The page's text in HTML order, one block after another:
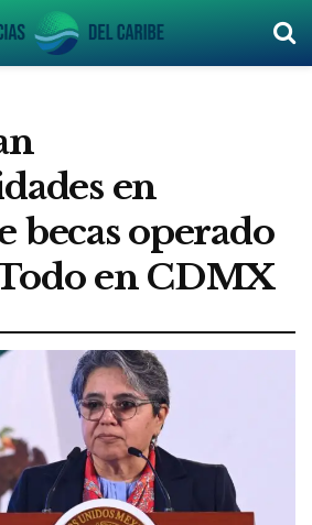
en
becas operado
en CDMX